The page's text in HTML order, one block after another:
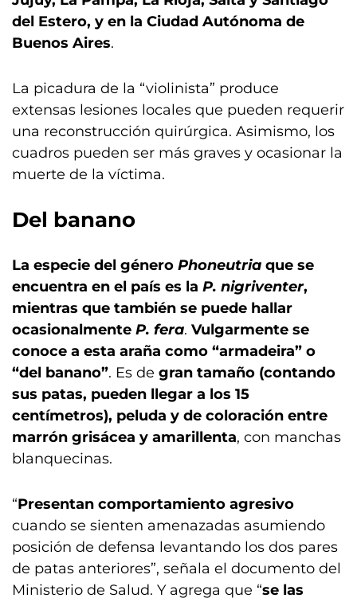
del Estero, y en la Ciudad Autónoma de
Buenos Aires.
La picadura de la “violinista” produce
extensas lesiones locales que pueden requerir
una reconstrucción quirúrgica. Asimismo, los
cuadros pueden ser más graves y ocasionar la
muerte de la víctima.
Del banano
La especie del género Phoneutria que se
encuentra en el país es la P. nigriventer,
mientras que también se puede hallar
ocasionalmente P. fera. Vulgarmente se
conoce a esta araña como “armadeira” o
“del banano”. Es de gran tamaño (contando
sus patas, pueden llegar a los 15
centímetros), peluda y de coloración entre
marrón grisácea y amarillenta, con manchas
blanquecinas.
“Presentan comportamiento agresivo
cuando se sienten amenazadas asumiendo
posición de defensa levantando los dos pares
de patas anteriores”, señala el documento del
Ministerio de Salud. Y agrega que “se las